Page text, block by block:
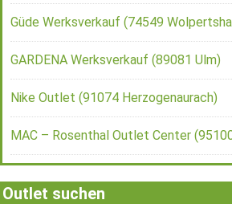
Güde Werksverkauf (74549
GARDENA Werksverkauf (89081 Ulm)
Nike Outlet (91074 Herzogenaurach)
MAC – Rosenthal Outlet Center
Outlet suchen